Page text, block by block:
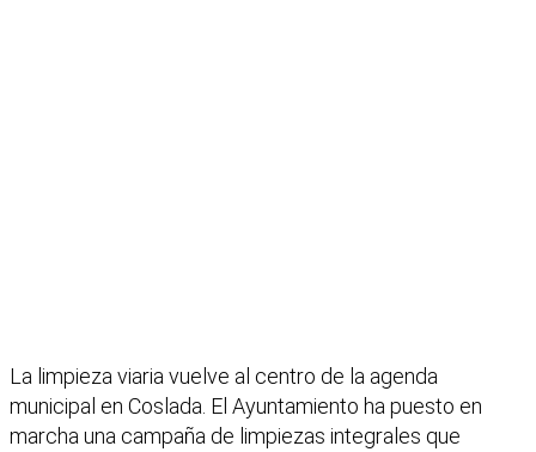
La limpieza viaria vuelve al centro de la agenda
municipal en Coslada. El Ayuntamiento ha puesto en
marcha una campaña de limpiezas integrales que